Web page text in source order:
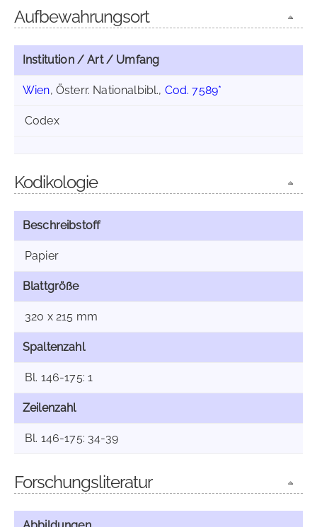
Aufbewahrungsort
Institution / Art / Umfang
Wien, Österr. Nationalbibl., Cod. 7589*
Codex
Kodikologie
Beschreibstoff
Papier
Blattgröße
320 x 215 mm
Spaltenzahl
Bl. 146-175: 1
Zeilenzahl
Bl. 146-175: 34-39
Forschungsliteratur